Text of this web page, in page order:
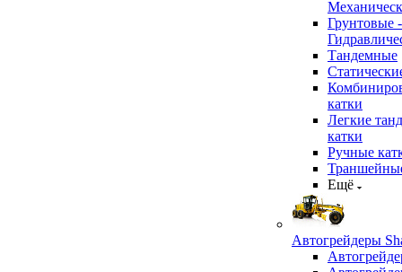
Грунтовые -
Тандемные
катки
Легкие
катки
Ручные
Ещё
Автогрейдеры